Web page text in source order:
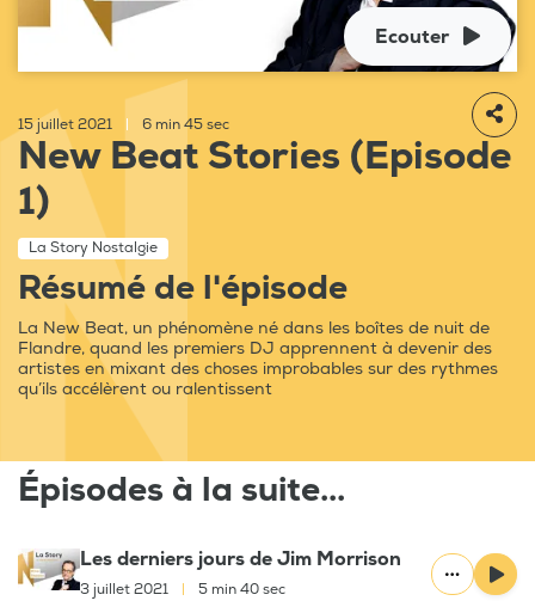
Ecouter
15 juillet 2021 6 min 45 sec
New Beat Stories (Episode
1)
La Story Nostalgie
Résumé de l'épisode
La New Beat, un phénomène né dans les boîtes de nuit de
Flandre, quand les premiers DJ apprennent à devenir des
artistes en mixant des choses improbables sur des rythmes
qu’ils accélèrent ou ralentissent
Épisodes à la suite...
Les derniers jours de Jim Morrison
3 juillet 2021 5 min 40 sec